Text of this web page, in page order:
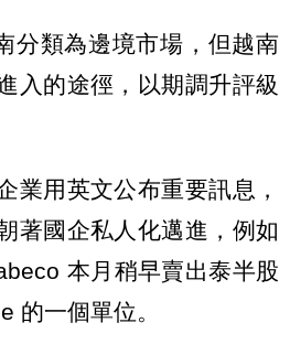
分類為邊境市場，但越南
入的途徑，以期調升評級
業用英文公布重要訊息，
著國企私人化邁進，例如
本月稍早賣出泰半股
的一個單位。